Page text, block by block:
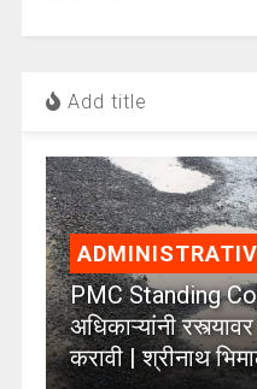
Add title
PMC Standing
अधिकाऱ्यांनी
करावी | श्रीनाथ